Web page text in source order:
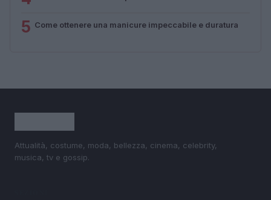
5 Come ottenere una manicure impeccabile e duratura
Attualità, costume, moda, bellezza, cinema, celebrity,
musica, tv e gossip.